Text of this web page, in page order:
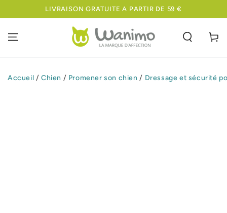
IGNORER LE
LIVRAISON GRATUITE A PARTIR DE 59 €
Panier
Accueil / Chien / Promener son chien / Dressage et sécurité